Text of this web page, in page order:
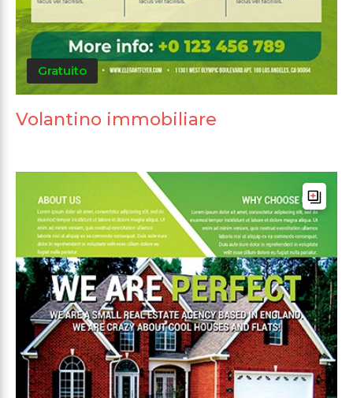
Gratuito
Volantino immobiliare